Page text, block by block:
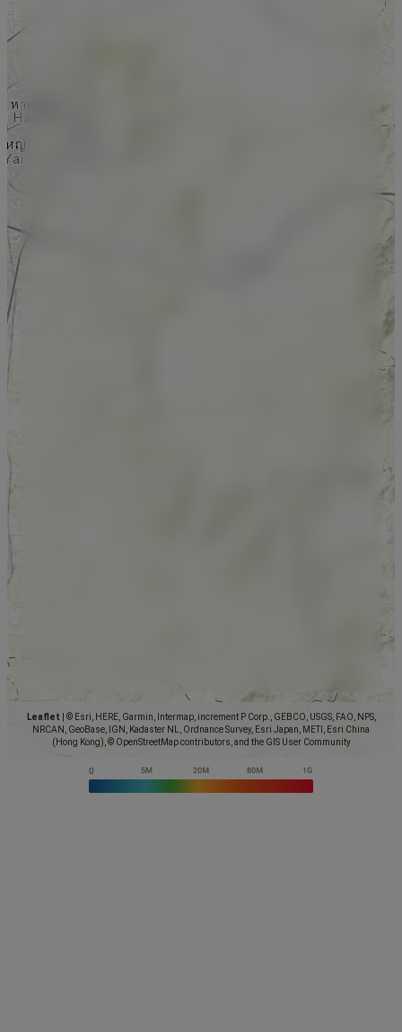
Leaflet
© Esri, HERE, Garmin, Intermap, increment P Corp., GEBCO, USGS, FAO, NPS,
NRCAN, GeoBase, IGN, Kadaster NL, Ordnance Survey, Esri Japan, METI, Esri China
(Hong Kong), © OpenStreetMap contributors, and the GIS User Community